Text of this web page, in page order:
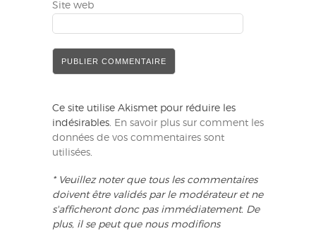
Site web
Ce site utilise Akismet pour réduire les
indésirables. En savoir plus sur comment les
données de vos commentaires sont
utilisées.
* Veuillez noter que tous les commentaires
doivent être validés par le modérateur et ne
s'afficheront donc pas immédiatement. De
plus, il se peut que nous modifions